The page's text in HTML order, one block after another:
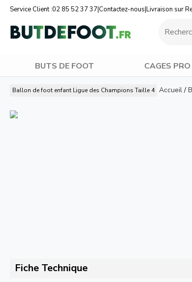
Service Client :02 85 52 37 37|Contactez-nous|Livraison sur
BUTS DE FOOT CAGES PRO
Ballon de foot enfant Ligue des Champions Taille 4 Accueil/
Fiche Technique